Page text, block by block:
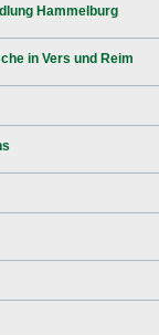
Hammelburg
in Vers und Reim